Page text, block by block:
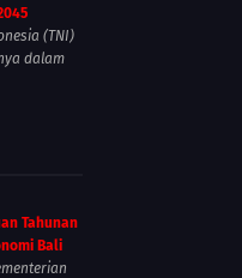
(TNI)
dalam
Tahunan
Bali